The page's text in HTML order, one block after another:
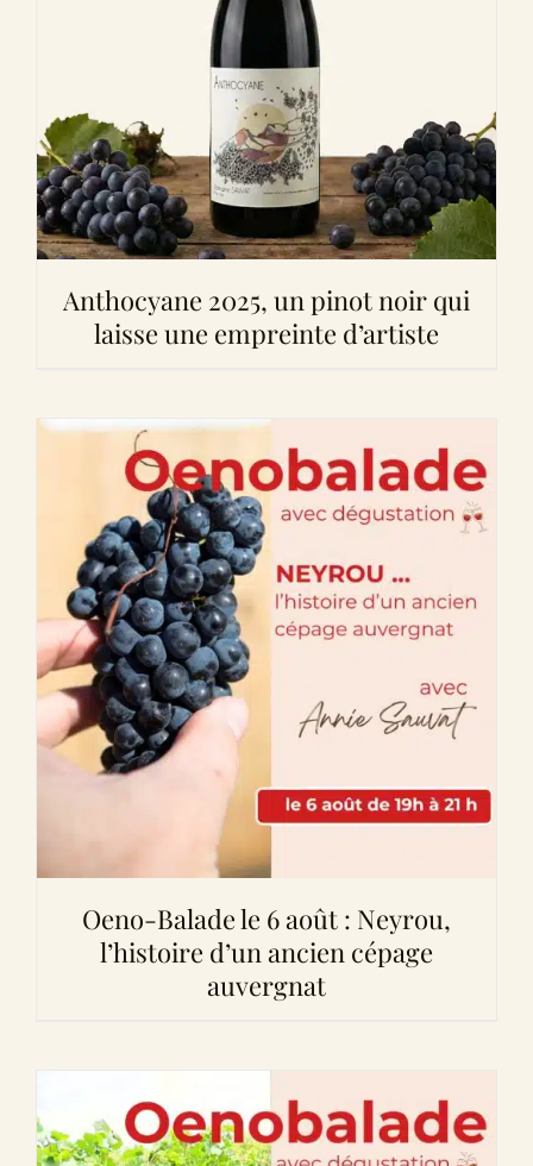
Anthocyane 2025, un pinot noir qui
laisse une empreinte d’artiste
Oeno-Balade le 6 août : Neyrou,
l’histoire d’un ancien cépage
auvergnat